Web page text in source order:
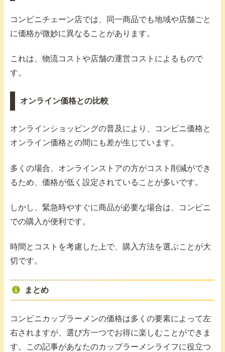
コンビニチェーン店では、同一商品でも地域や店舗ごと
に価格が微妙に異なることがあります。
これは、物流コストや店舗の運営コストによるもので
す。
オンライン価格との比較
オンラインショッピングの普及により、コンビニ価格と
オンライン価格との間にも差が生じています。
多くの場合、オンラインストアの方がコスト削減ができ
るため、価格が低く設定されていることが多いです。
しかし、緊急時やすぐに商品が必要な場合は、コンビニ
での購入が便利です。
時間とコストを考慮した上で、購入方法を選ぶことが大
切です。
まとめ
コンビニカップラーメンの価格は多くの要素によって左
右されますが、選び方一つでお得に楽しむことができま
す。この記事があなたのカップラーメンライフに役立つ